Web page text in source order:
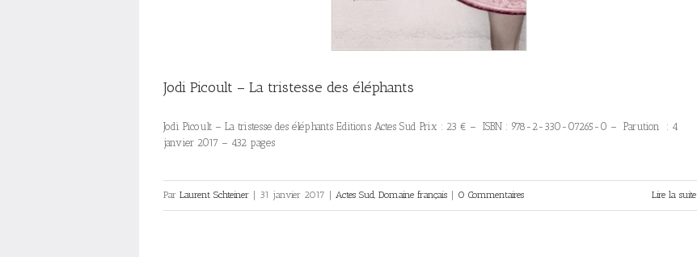
Jodi Picoult – La tristesse des éléphants
Jodi Picoult – La tristesse des éléphants Editions Actes Sud Prix : 23 € – ISBN : 978-2-330-07265-0 – Parution : 4
janvier 2017 – 432 pages
Par Laurent Schteiner | 31 janvier 2017 | Actes Sud Domaine français | 0 Commentaires Lire la suite